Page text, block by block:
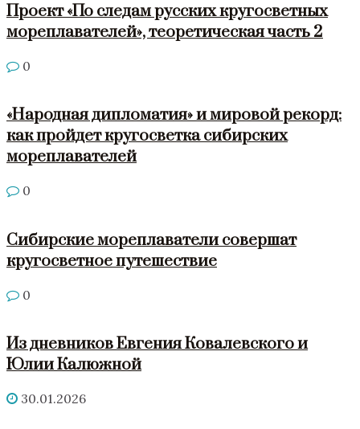
Проект «По следам русских кругосветных
мореплавателей», теоретическая часть 2
0
«Народная дипломатия» и мировой рекорд:
как пройдет кругосветка сибирских
мореплавателей
0
Сибирские мореплаватели совершат
кругосветное путешествие
0
Из дневников Евгения Ковалевского и
Юлии Калюжной
30.01.2026